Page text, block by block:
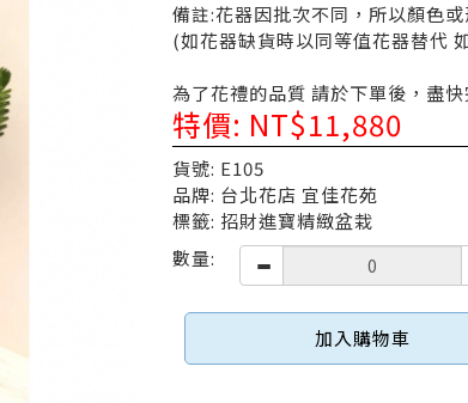
備註:花器因批次不同，所以顏色
(如花器缺貨時以同等值花器替代
為了花禮的品質 請於下單後，盡快
特價: NT$11,880
貨號: E105
品牌: 台北花店 宜佳花苑
標籤: 招財進寶精緻盆栽
數量:
加入購物車